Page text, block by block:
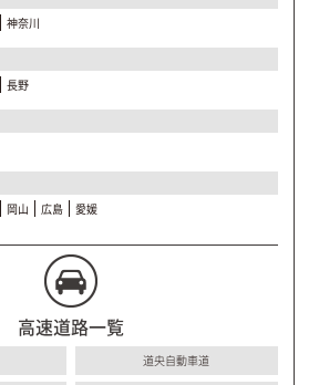
神奈川
長野
岡山 広島 愛媛
高速道路一覧
道央自動車道